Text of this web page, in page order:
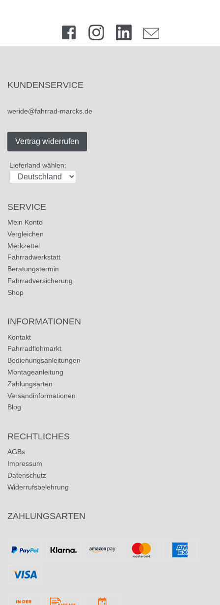
KUNDENSERVICE
weride@fahrrad-marcks.de
Vertrag widerrufen
Lieferland wählen:
SERVICE
Mein Konto
Vergleichen
Merkzettel
Fahrradwerkstatt
Beratungstermin
Fahrradversicherung
Shop
INFORMATIONEN
Kontakt
Fahrradflohmarkt
Bedienungsanleitungen
Montageanleitung
Zahlungsarten
Versandinformationen
Blog
RECHTLICHES
AGBs
Impressum
Datenschutz
Widerrufsbelehrung
ZAHLUNGSARTEN